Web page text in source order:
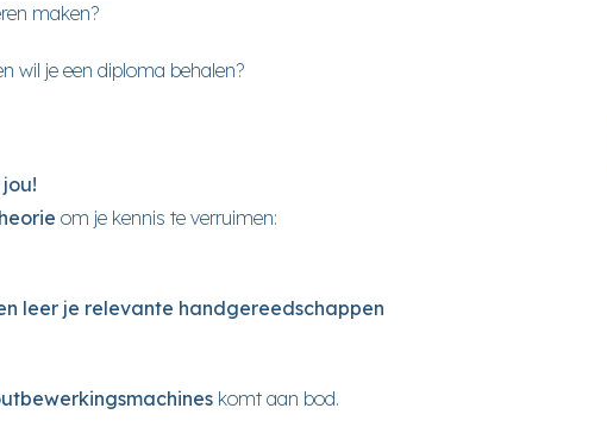
maken?
wil je een diploma behalen?
om je kennis te verruimen:
leer je relevante handgereedschappen
komt aan bod.